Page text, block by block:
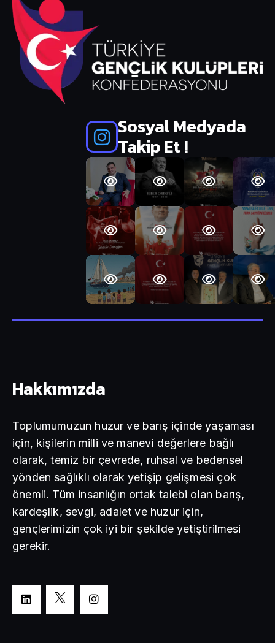
Sosyal Medyada
Takip Et !
Hakkımızda
Toplumumuzun huzur ve barış içinde yaşaması
için, kişilerin milli ve manevi değerlere bağlı
olarak, temiz bir çevrede, ruhsal ve bedensel
yönden sağlıklı olarak yetişip gelişmesi çok
önemli. Tüm insanlığın ortak talebi olan barış,
kardeşlik, sevgi, adalet ve huzur için,
gençlerimizin çok iyi bir şekilde yetiştirilmesi
gerekir.